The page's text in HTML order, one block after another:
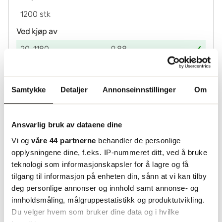
Samtykke Detaljer Annonseinnstillinger Om
Ansvarlig bruk av dataene dine
Vi og våre 44 partnerne behandler de personlige
opplysningene dine, f.eks. IP-nummeret ditt, ved å bruke
teknologi som informasjonskapsler for å lagre og få
tilgang til informasjon på enheten din, sånn at vi kan tilby
deg personlige annonser og innhold samt annonse- og
innholdsmåling, målgruppestatistikk og produktutvikling.
Du velger hvem som bruker dine data og i hvilke
1200 stk
Ved kjøp av
20-1180
9.88
Leveres fra sentrallager Helsingborg. Utvidet
leveringstid må påberegnes.